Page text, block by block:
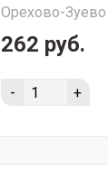
Орехово-Зуево
262 руб.
- +